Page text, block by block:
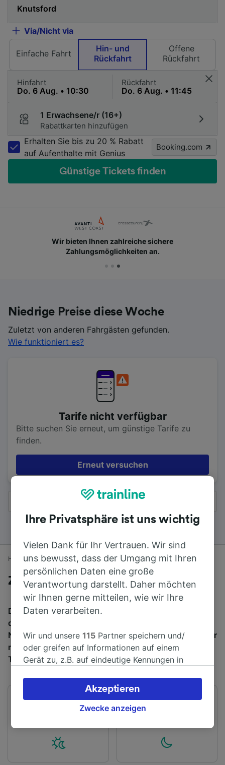
Via/Nicht via
Einfache Fahrt
Hin- und
Rückfahrt
Offene
Rückfahrt
Hinfahrt Rückfahrt
1 Erwachsene/r (16+)
Rabattkarten hinzufügen
Erhalten Sie bis zu 20 % Rabatt
auf Aufenthalte mit Genius
Booking.com
Günstige Tickets finden
Wir bieten Ihnen zahlreiche sichere
Zahlungsmöglichkeiten an.
Niedrige Preise diese Woche
Zuletzt von anderen Fahrgästen gefunden.
Wie funktioniert es?
Tarife nicht verfügbar
Bitte suchen Sie erneut, um günstige Tarife zu
finden.
Erneut versuchen
Alle Ergebnisse
Home Bahnfahrplan Manchester nach Knutsford
Züge von Manchester nach Knutsford
Die Fahrt von Manchester nach Knutsford mit dem Zug
dauert durchschnittlich 42 Min für die rund 22 km.
Normalerweise fahren pro Tag 20 Züge von Manchester
nach Knutsford. Bei einer Buchung im Voraus kosten
Tickets ab 2,82 €.
Erster Zug
Letzter Zug
Ihre Privatsphäre ist uns wichtig
Vielen Dank für Ihr Vertrauen. Wir sind
uns bewusst, dass der Umgang mit Ihren
persönlichen Daten eine große
Verantwortung darstellt. Daher möchten
wir Ihnen gerne mitteilen, wie wir Ihre
Daten verarbeiten.
Wir und unsere115 Partner speichern und/
oder greifen auf Informationen auf einem
Gerät zu, z.B. auf eindeutige Kennungen in
verarbeiten. Sie können Ihre Präferenzen
akzeptieren oder verwalten, einschließlich
Ihres Widerspruchsrechts bei berechtigtem
Datenschutzrichtlinie. Diese Präferenzen
Zwecke anzeigen
Akzeptieren